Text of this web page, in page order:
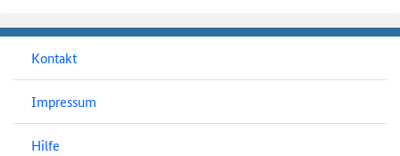
Kontakt
Impressum
Hilfe